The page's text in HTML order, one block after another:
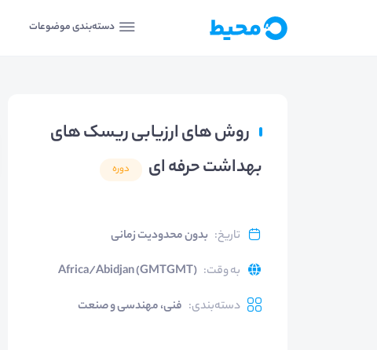
دسته‌بندی موضوعات
روش های ارزیابی ریسک های
بهداشت حرفه ای
دوره
تاریخ: بدون محدودیت زمانی
به وقت:
Africa/Abidjan (GMTGMT)
دسته‌بندی: فنی، مهندسی و صنعت